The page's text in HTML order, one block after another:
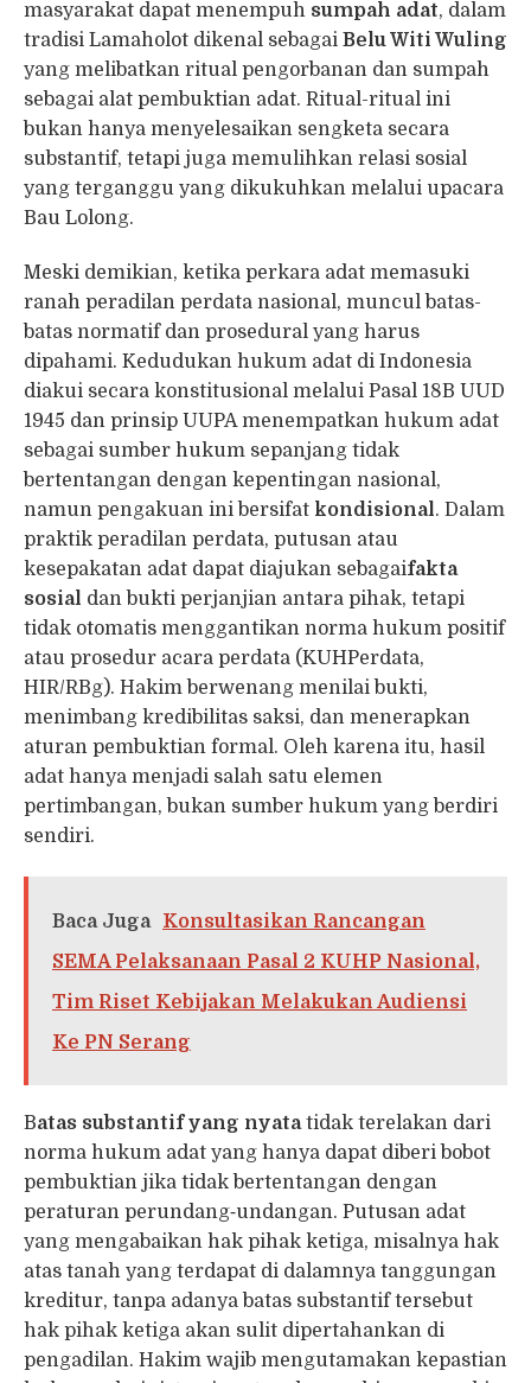
masyarakat dapat menempuh sumpah adat, dalam
tradisi Lamaholot dikenal sebagai Belu Witi Wuling
yang melibatkan ritual pengorbanan dan sumpah
sebagai alat pembuktian adat. Ritual-ritual ini
bukan hanya menyelesaikan sengketa secara
substantif, tetapi juga memulihkan relasi sosial
yang terganggu yang dikukuhkan melalui upacara
Bau Lolong.
Meski demikian, ketika perkara adat memasuki
ranah peradilan perdata nasional, muncul batas-
batas normatif dan prosedural yang harus
dipahami. Kedudukan hukum adat di Indonesia
diakui secara konstitusional melalui Pasal 18B UUD
1945 dan prinsip UUPA menempatkan hukum adat
sebagai sumber hukum sepanjang tidak
bertentangan dengan kepentingan nasional,
namun pengakuan ini bersifat kondisional. Dalam
praktik peradilan perdata, putusan atau
kesepakatan adat dapat diajukan sebagaifakta
sosial dan bukti perjanjian antara pihak, tetapi
tidak otomatis menggantikan norma hukum positif
atau prosedur acara perdata (KUHPerdata,
HIR/RBg). Hakim berwenang menilai bukti,
menimbang kredibilitas saksi, dan menerapkan
aturan pembuktian formal. Oleh karena itu, hasil
adat hanya menjadi salah satu elemen
pertimbangan, bukan sumber hukum yang berdiri
sendiri.
Baca Juga
Konsultasikan Rancangan
SEMA Pelaksanaan Pasal 2 KUHP Nasional,
Tim Riset Kebijakan Melakukan Audiensi
Ke PN Serang
Batas substantif yang nyatatidak terelakan dari
norma hukum adat yang hanya dapat diberi bobot
pembuktian jika tidak bertentangan dengan
peraturan perundang‑undangan. Putusan adat
yang mengabaikan hak pihak ketiga, misalnya hak
atas tanah yang terdapat di dalamnya tanggungan
kreditur, tanpa adanya batas substantif tersebut
hak pihak ketiga akan sulit dipertahankan di
pengadilan. Hakim wajib mengutamakan kepastian